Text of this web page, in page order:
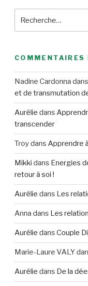
COMMENTAIRES
Nadine Cardonna dans
et de transmutation
Aurélie dans
transcender
Troydans Apprendre
Mikki dans Energies
retour à soi !
Aurélie dans Les
Anna dans Les
Aurélie dans Couple
Marie-Laure VALY
Aurélie dans De la